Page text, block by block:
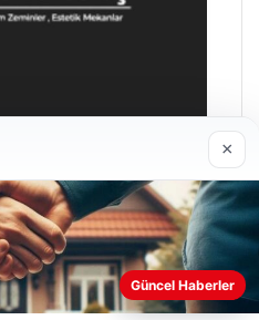
daha iyi anlayabilmek,
×
Güncel Haberler